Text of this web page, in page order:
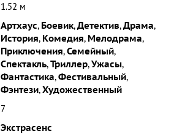
1.52 м
Артхаус, Боевик,Детектив,Драма,
История, Комедия, Мелодрама,
Приключения,Семейный,
Спектакль,Триллер,Ужасы,
Фантастика,Фестивальный,
Фэнтези,Художественный
7
Экстрасенс